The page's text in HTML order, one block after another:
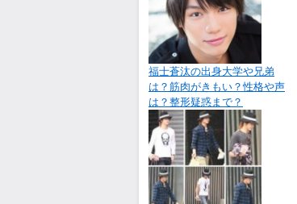
福士蒼汰の出身大学や兄弟
は？筋肉がきもい？性格や声
は？整形疑惑まで？